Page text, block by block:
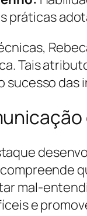
práticas
Tais
sucesso das
mal-
e